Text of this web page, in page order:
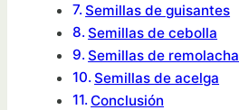
Semillas de guisantes
Semillas de cebolla
Semillas de remolacha
Semillas de acelga
Conclusión